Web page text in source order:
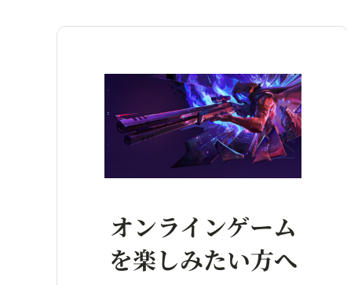
オンラインゲーム
を楽しみたい方へ